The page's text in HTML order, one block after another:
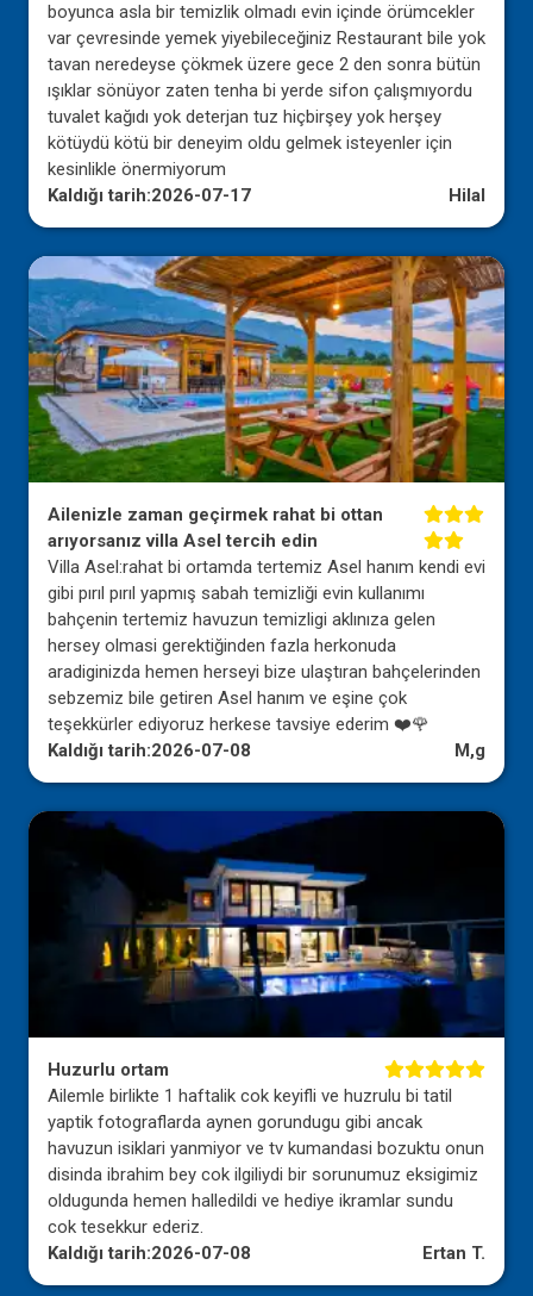
boyunca asla bir temizlik olmadı evin içinde örümcekler
var çevresinde yemek yiyebileceğiniz Restaurant bile yok
tavan neredeyse çökmek üzere gece 2 den sonra bütün
ışıklar sönüyor zaten tenha bi yerde sifon çalışmıyordu
tuvalet kağıdı yok deterjan tuz hiçbirşey yok herşey
kötüydü kötü bir deneyim oldu gelmek isteyenler için
kesinlikle önermiyorum
Kaldığı tarih:2026-07-17 Hilal
Ailenizle zaman geçirmek rahat bi ottan
arıyorsanız villa Asel tercih edin
Villa Asel:rahat bi ortamda tertemiz Asel hanım kendi evi
gibi pırıl pırıl yapmış sabah temizliği evin kullanımı
bahçenin tertemiz havuzun temizligi aklınıza gelen
hersey olmasi gerektiğinden fazla herkonuda
aradiginizda hemen herseyi bize ulaştıran bahçelerinden
sebzemiz bile getiren Asel hanım ve eşine çok
teşekkürler ediyoruz herkese tavsiye ederim ❤️🌹
Kaldığı tarih:2026-07-08 M,g
Huzurlu ortam
Ailemle birlikte 1 haftalik cok keyifli ve huzrulu bi tatil
yaptik fotograflarda aynen gorundugu gibi ancak
havuzun isiklari yanmiyor ve tv kumandasi bozuktu onun
disinda ibrahim bey cok ilgiliydi bir sorunumuz eksigimiz
oldugunda hemen halledildi ve hediye ikramlar sundu
cok tesekkur ederiz.
Kaldığı tarih:2026-07-08 Ertan T.